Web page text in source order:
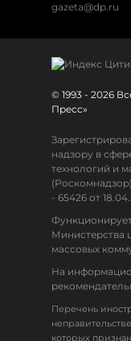
gazeta@dp.ru
© 1993 - 2026
Пресс»
надзору в
технологий и
- 65426 от
Министерства
массовых
На
Перечень
которых